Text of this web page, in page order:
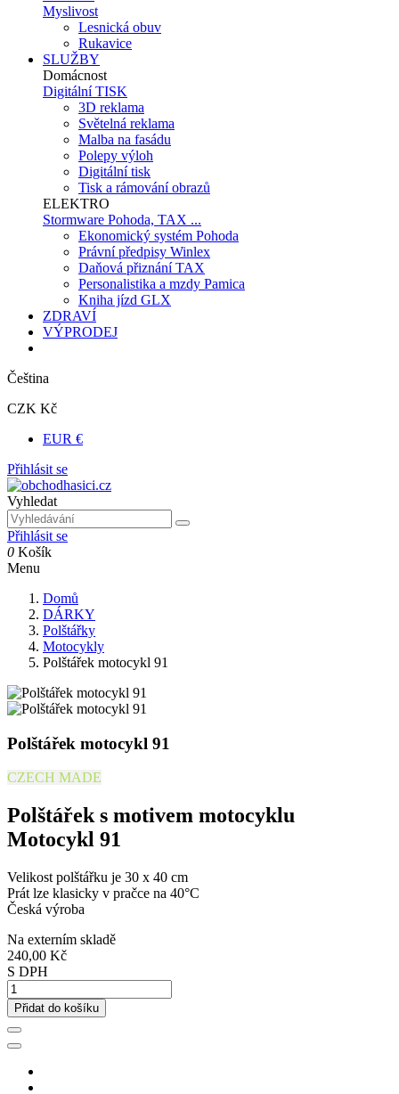
Myslivost
Lesnická obuv
Rukavice
SLUŽBY
Domácnost
Digitální TISK
3D reklama
Světelná reklama
Malba na fasádu
Polepy výloh
Digitální tisk
Tisk a rámování obrazů
ELEKTRO
Stormware Pohoda, TAX ...
Ekonomický systém Pohoda
Právní předpisy Winlex
Daňová přiznání TAX
Personalistika a mzdy Pamica
Kniha jízd GLX
ZDRAVÍ
VÝPRODEJ
Čeština
CZK Kč
EUR €
Přihlásit se
Vyhledat
Přihlásit se
0 Košík
Menu
Domů
DÁRKY
Polštářky
Motocykly
Polštářek motocykl 91
Polštářek motocykl 91
CZECH MADE
Polštářek s motivem motocyklu
Motocykl 91
Velikost polštářku je 30 x 40 cm
Prát lze klasicky v pračce na 40°C
Česká výroba
Na externím skladě
240,00 Kč
S DPH
Přidat do košíku